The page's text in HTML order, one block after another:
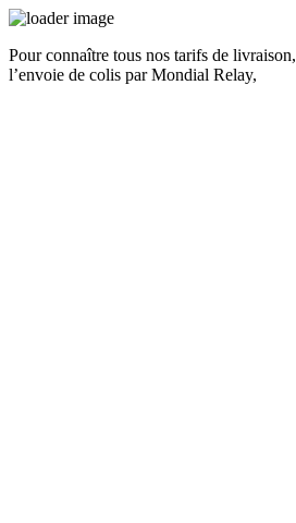
Pour connaître tous nos tarifs de livraison,
l’envoie de colis par Mondial Relay,